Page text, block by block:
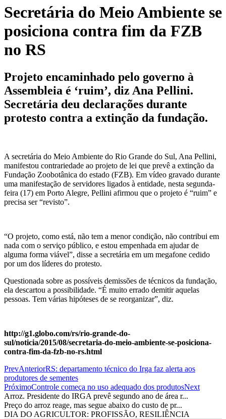
Secretária do Meio Ambiente se
posiciona contra fim da FZB
no RS
Projeto encaminhado pelo governo à
Assembleia é ‘ruim’, diz Ana Pellini.
Secretária deu declarações durante
protesto contra a extinção da fundação.
A secretária do Meio Ambiente do Rio Grande do Sul, Ana Pellini,
manifestou contrariedade ao projeto de lei que prevê a extinção da
Fundação Zoobotânica do estado (FZB). Em vídeo gravado durante
uma manifestação de servidores ligados à entidade, nesta segunda-
feira (17) em Porto Alegre, Pellini afirmou que o projeto é “ruim” e
precisa ser “revisto”.
“O projeto, como está, não tem a menor condição, não contribui em
nada com o serviço público, e estou empenhada em ajudar de
alguma forma viável”, disse a secretária em um megafone cedido
por um dos líderes do protesto.
Questionada sobre as possíveis demissões de técnicos da fundação,
ela descartou a possibilidade. “É muito errado demitir aquelas
pessoas. Tem várias hipóteses de se reorganizar”, diz.
http://g1.globo.com/rs/rio-grande-do-
sul/noticia/2015/08/secretaria-do-meio-ambiente-se-posiciona-
contra-fim-da-fzb-no-rs.html
PrevAnteriorRS: departamento técnico do Irga faz alerta aos
produtores de sementes
PróximoControle começa no uso adequado dos produtosNext
Arroz. Presidente do IRGA prevê segundo ano de área r...
Preço do arroz reage, mas segue abaixo do custo de pr...
DIA DO AGRICULTOR: PROFISSÃO, RESILIÊNCIA